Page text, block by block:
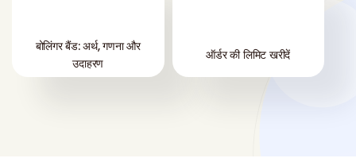
बोलिंगर बैंड: अर्थ, गणना और
उदाहरण
ऑर्डर की लिमिट खरीदें